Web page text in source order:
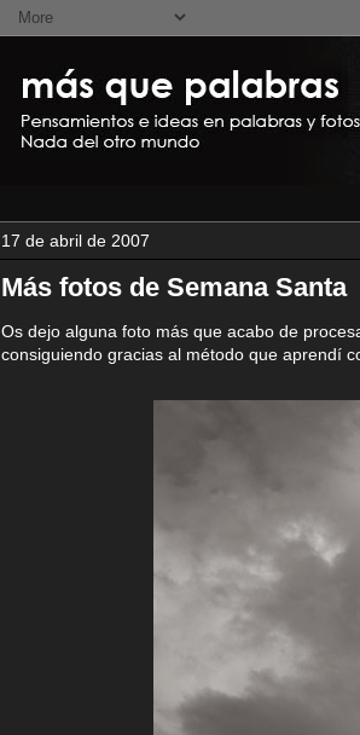
17 de abril de 2007
Más fotos de Semana Santa
Os dejo alguna foto más que acabo de
consiguiendo gracias al método que aprendí